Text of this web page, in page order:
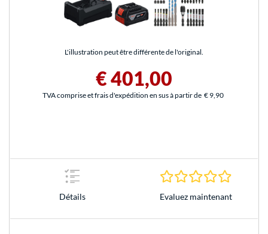
L'illustration peut être différente de l'original.
€ 401,00
TVA comprise et frais d'expédition en sus à partir de € 9,90
Détails Evaluez maintenant